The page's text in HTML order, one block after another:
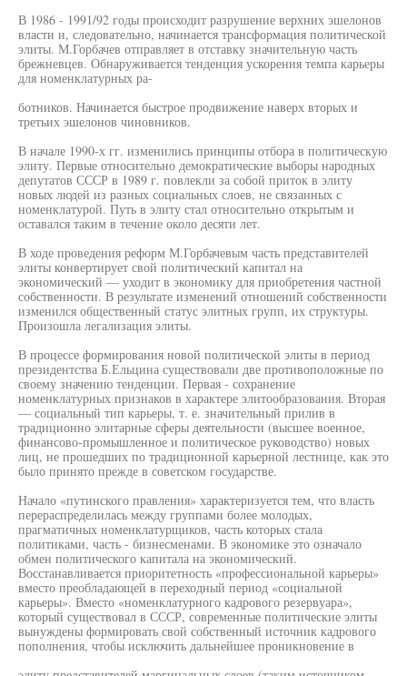
В 1986 - 1991/92 годы происходит разрушение верхних эшелонов
власти и, следовательно, начинается трансформация политической
элиты. М.Горбачев отправляет в отставку значительную часть
брежневцев. Обнаруживается тенденция ускорения темпа карьеры
для номенклатурных ра-
ботников. Начинается быстрое продвижение наверх вторых и
третьих эшелонов чиновников.
В начале 1990-х гг. изменились принципы отбора в политическую
элиту. Первые относительно демократические выборы народных
депутатов СССР в 1989 г. повлекли за собой приток в элиту
новых людей из разных социальных слоев, не связанных с
номенклатурой. Путь в элиту стал относительно открытым и
оставался таким в течение около десяти лет.
В ходе проведения реформ М.Горбачевым часть представителей
элиты конвертирует свой политический капитал на
экономический — уходит в экономику для приобретения частной
собственности. В результате изменений отношений собственности
изменился общественный статус элитных групп, их структуры.
Произошла легализация элиты.
В процессе формирования новой политической элиты в период
президентства Б.Ельцина существовали две противоположные по
своему значению тенденции. Первая - сохранение
номенклатурных признаков в характере элитообразования. Вторая
— социальный тип карьеры, т. е. значительный прилив в
традиционно элитарные сферы деятельности (высшее военное,
финансово-промышленное и политическое руководство) новых
лиц, не прошедших по традиционной карьерной лестнице, как это
было принято прежде в советском государстве.
Начало «путинского правления» характеризуется тем, что власть
перераспределилась между группами более молодых,
прагматичных номенклатурщиков, часть которых стала
политиками, часть - бизнесменами. В экономике это означало
обмен политического капитала на экономический.
Восстанавливается приоритетность «профессиональной карьеры»
вместо преобладающей в переходный период «социальной
карьеры». Вместо «номенклатурного кадрового резервуара»,
который существовал в СССР, современные политические элиты
вынуждены формировать свой собственный источник кадрового
пополнения, чтобы исключить дальнейшее проникновение в